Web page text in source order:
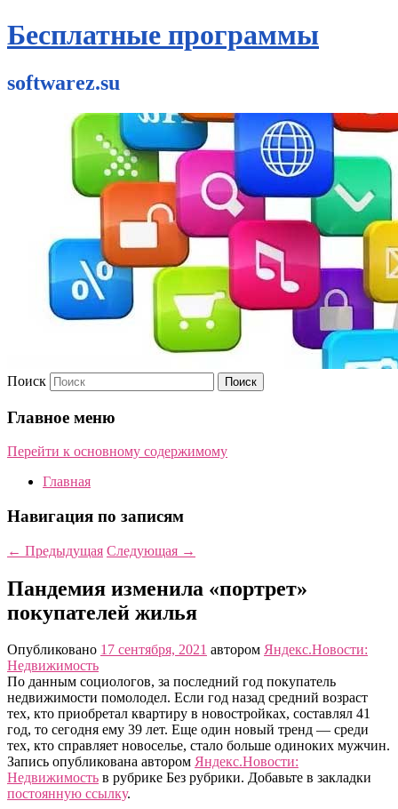
Бесплатные программы
softwarez.su
Поиск
Главное меню
Перейти к основному содержимому
Главная
Навигация по записям
← Предыдущая Следующая →
Пандемия изменила «портрет»
покупателей жилья
Опубликовано 17 сентября, 2021 автором Яндекс.Новости:
Недвижимость
По данным социологов, за последний год покупатель
недвижимости помолодел. Если год назад средний возраст
тех, кто приобретал квартиру в новостройках, составлял 41
год, то сегодня ему 39 лет. Еще один новый тренд — среди
тех, кто справляет новоселье, стало больше одиноких мужчин.
Запись опубликована автором Яндекс.Новости:
Недвижимость в рубрике Без рубрики. Добавьте в закладки
постоянную ссылку.